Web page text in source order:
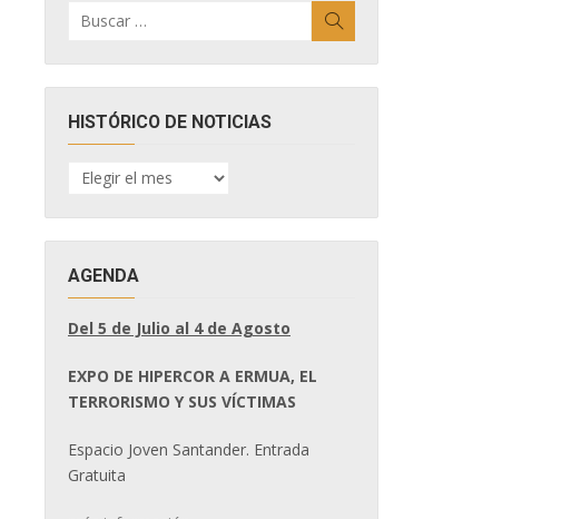
por:
HISTÓRICO DE NOTICIAS
HISTÓRICO
DE
AGENDA
Del 5 de Julio al 4 de Agosto
EXPO DE HIPERCOR A ERMUA, EL
TERRORISMO Y SUS VÍCTIMAS
Espacio Joven Santander. Entrada
Gratuita